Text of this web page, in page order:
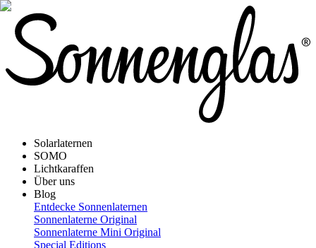
Solarlaternen
SOMO
Lichtkaraffen
Über uns
Blog
Entdecke Sonnenlaternen
Sonnenlaterne Original
Sonnenlaterne Mini Original
Special Editions